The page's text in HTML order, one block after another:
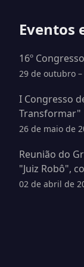
Eventos
16º
29 de outubro
I Congresso
Transformar"
26 de maio de
Reunião do
"Juiz Robô",
02 de abril de